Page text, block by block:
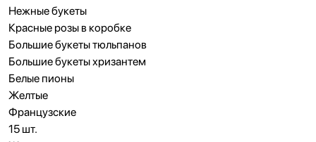
Нежные букеты
Красные розы в коробке
Большие букеты тюльпанов
Большие букеты хризантем
Белые пионы
Желтые
Французские
15 шт.